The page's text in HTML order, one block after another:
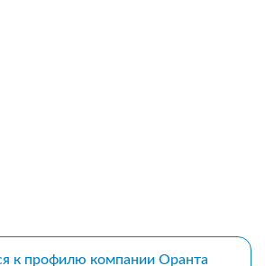
к профилю компании Оранта